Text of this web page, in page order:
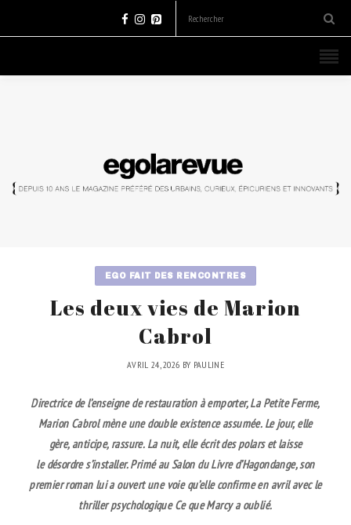
EGO FAIT DES RENCONTRES
Les deux vies de Marion
Cabrol
AVRIL 24, 2026 BY PAULINE
Directrice de l’enseigne de restauration à emporter, La Petite Ferme,
Marion Cabrol mène unedouble existence assumée. Le jour, elle
gère, anticipe, rassure. La nuit, elle écrit des polars et laisse
ledésordre s’installer. Primé au Salon du Livre d’Hagondange, son
premier roman lui a ouvert une voie qu’elle confirme en avril avec le
thriller psychologiqueCe que Marcy a oublié.